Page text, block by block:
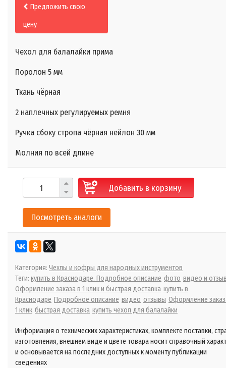
Предложить свою
цену
Чехол для балалайки прима
Поролон 5 мм
Ткань чёрная
2 наплечных регулируемых ремня
Ручка сбоку стропа чёрная нейлон 30 мм
Молния по всей длине
Добавить в корзину
Посмотреть аналоги
Категория: Чехлы и кофры для народных инструментов
Теги: купить в Краснодаре. Подробное описание фото видео и
Оформление заказа в 1 клик и быстрая доставка купить в
Краснодаре Подробное описание видео отзывы Оформление
1 клик быстрая доставка купить чехол для балалайки
Информация о технических характеристиках, комплекте поставки,
изготовления, внешнем виде и цвете товара носит справочный
и основывается на последних доступных к моменту публикации
сведениях